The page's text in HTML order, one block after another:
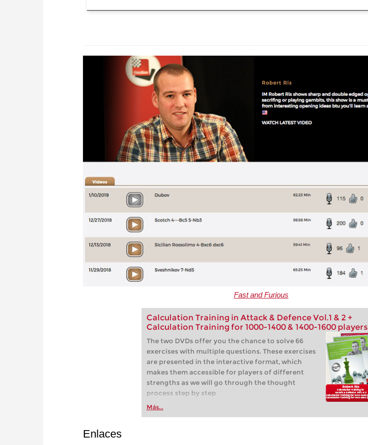
Fast and Furious
Calculation Training in Attack & Defence Vol.1 & 2 +
Calculation Training for 1000-1400 & 1400-1600 players
The two DVDs offer you the chance to solve 66
exercises with multiple questions. These exercises
are presented in the interactive format, which
makes them accessible for players of different
strengths as we will go through the thought
process step by step
Más...
Enlaces